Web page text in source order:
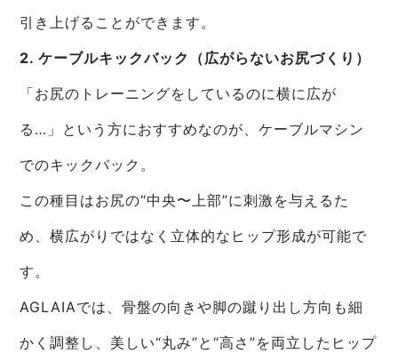
引き上げることができます。
2. ケーブルキックバック（広がらないお尻づくり）
「お尻のトレーニングをしているのに横に広が
る…」という方におすすめなのが、ケーブルマシン
でのキックバック。
この種目はお尻の“中央〜上部”に刺激を与えるた
め、横広がりではなく立体的なヒップ形成が可能で
す。
AGLAIAでは、骨盤の向きや脚の蹴り出し方向も細
かく調整し、美しい“丸み”と“高さ”を両立したヒップ